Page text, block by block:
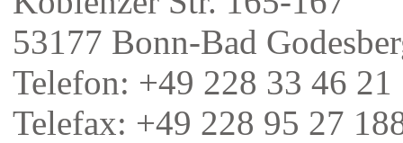
53177 Bonn-Bad
Telefon: +49 228 33 46 21
Telefax: +49 228 95 27